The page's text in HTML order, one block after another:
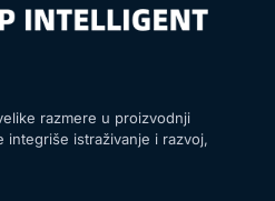
razmere u proizvodnji
integriše istraživanje i razvoj,